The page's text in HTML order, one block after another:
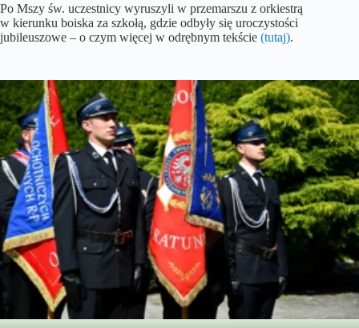
Po Mszy św. uczestnicy wyruszyli w przemarszu z orkiestrą
w kierunku boiska za szkołą, gdzie odbyły się uroczystości
jubileuszowe – o czym więcej w odrębnym tekście (tutaj).